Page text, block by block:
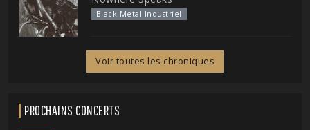
Black Metal Industriel
Voir toutes les chroniques
PROCHAINS CONCERTS